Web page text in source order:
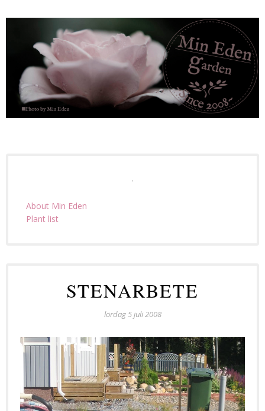
About Min Eden
Plant list
STENARBETE
lördag 5 juli 2008